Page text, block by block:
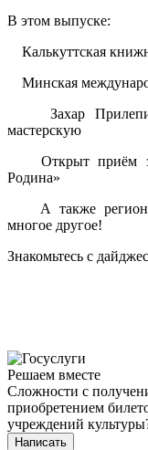
В этом выпуске:
Калькуттская
Минская
Захар Прилепин
мастерскую
Открыт приём
Родина»
А также
многое другое!
Знакомьтесь с
Решаем вместе
Сложности с
приобретением
учреждений
Написать